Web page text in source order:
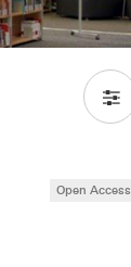
Open Access